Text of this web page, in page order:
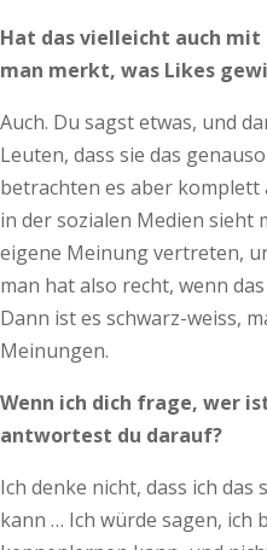
Hat das vielleicht auch mit
man merkt, was Likes
Auch. Du sagst etwas, und
Leuten, dass sie das
betrachten es aber komplett
in der sozialen Medien sieht
eigene Meinung vertreten,
man hat also recht, wenn
Dann ist es schwarz-weiss,
Meinungen.
Wenn ich dich frage, wer
antwortest du darauf?
Ich denke nicht, dass ich
kann … Ich würde sagen, ich